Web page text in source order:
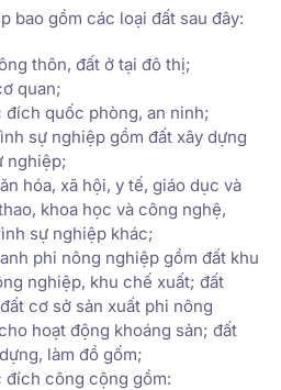
bao gồm các loại đất sau đây:
thôn, đất ở tại đô thị;
quan;
quốc phòng, an ninh;
sự nghiệp gồm đất xây dựng
nghiệp;
hóa, xã hội, y tế, giáo dục và
khoa học và công nghệ,
sự nghiệp khác;
phi nông nghiệp gồm đất khu
nghiệp, khu chế xuất; đất
cơ sở sản xuất phi nông
hoạt động khoáng sản; đất
làm đồ gốm;
đích công cộng gồm: